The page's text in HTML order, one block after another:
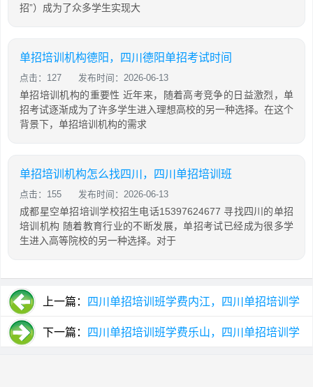
招”）成为了众多学生实现大
单招培训机构德阳，四川德阳单招考试时间
点击：127 发布时间：2026-06-13
单招培训机构的重要性 近年来，随着高考竞争的日益激烈，单
招考试逐渐成为了许多学生进入理想高校的另一种选择。在这个
背景下，单招培训机构的需求
单招培训机构怎么找四川，四川单招培训班
点击：155 发布时间：2026-06-13
成都星空单招培训学校招生电话15397624677 寻找四川的单招
培训机构 随着教育行业的不断发展，单招考试已经成为很多学
生进入高等院校的另一种选择。对于
上一篇： 四川单招培训班学费内江，四川单招培训学
校 下一篇： 四川单招培训班学费乐山，四川单招培训学